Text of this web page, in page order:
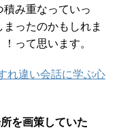
み重なっていっ
ったのかもしれま
って思います。
れ違い会話に学ぶ心
を画策していた